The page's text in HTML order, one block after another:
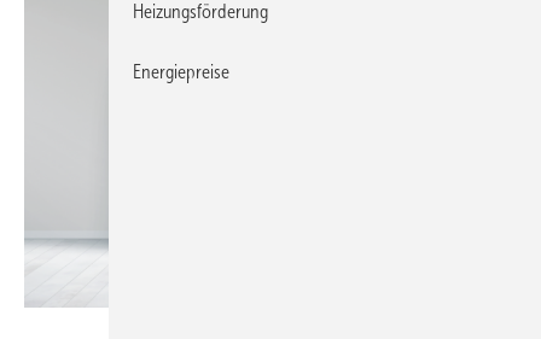
Heizungsförderung
Energiepreise